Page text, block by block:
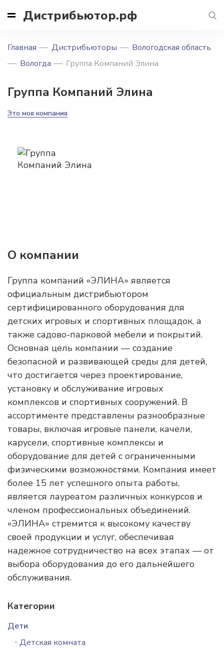
Дистрибьютор.рф
Главная Дистрибьюторы
Вологодская область
Вологда
Группа Компаний Элина
Группа Компаний Элина
Это моя компания
О компании
Группа компаний «ЭЛИНА» является
официальным дистрибьютором
сертифицированного оборудования для
детских игровых и спортивных площадок, а
также садово-парковой мебели и покрытий.
Основная цель компании — создание
безопасной и развивающей среды для детей,
что достигается через проектирование,
установку и обслуживание игровых
комплексов и спортивных сооружений. В
ассортименте представлены разнообразные
товары, включая игровые панели, качели,
карусели, спортивные комплексы и
оборудование для детей с ограниченными
физическими возможностями. Компания имеет
более 15 лет успешного опыта работы,
является лауреатом различных конкурсов и
членом профессиональных объединений.
«ЭЛИНА» стремится к высокому качеству
своей продукции и услуг, обеспечивая
надежное сотрудничество на всех этапах — от
выбора оборудования до его дальнейшего
обслуживания.
Категории
Дети
Детская комната